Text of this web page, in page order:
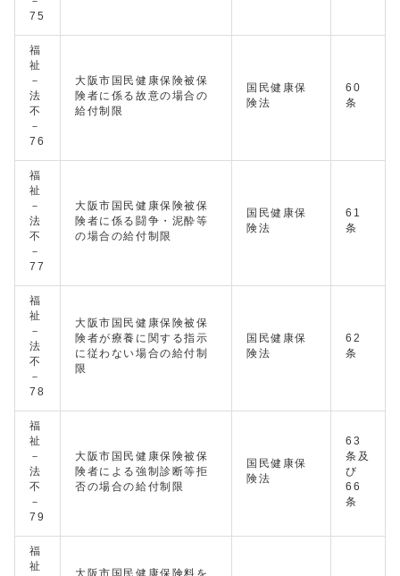
75
福
祉
－
法
不
－
76
大阪市国民健康保険被保
険者に係る故意の場合の
給付制限
国民健康保
険法
60
条
福
祉
－
法
不
－
77
大阪市国民健康保険被保
険者に係る闘争・泥酔等
の場合の給付制限
国民健康保
険法
61
条
福
祉
－
法
不
－
78
大阪市国民健康保険被保
険者が療養に関する指示
に従わない場合の給付制
限
国民健康保
険法
62
条
福
祉
－
法
不
－
79
大阪市国民健康保険被保
険者による強制診断等拒
否の場合の給付制限
国民健康保
険法
63
条及
び
66
条
福
祉
大阪市国民健康保険料を